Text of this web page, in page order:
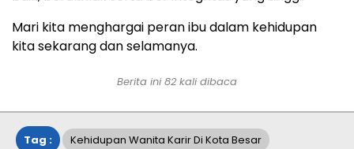
Mari kita menghargai peran ibu dalam kehidupan
kita sekarang dan selamanya.
Berita ini 82 kali dibaca
Tag : Kehidupan Wanita Karir Di Kota Besar